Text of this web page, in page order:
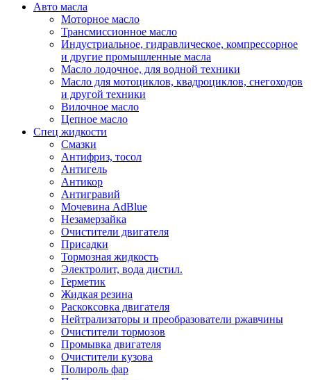
Авто масла
Моторное масло
Трансмиссионное масло
Индустриальное, гидравлическое, компрессорное
и другие промышленные масла
Масло лодочное, для водной техники
Масло для мотоциклов, квадроциклов, снегоходов
и другой техники
Вилочное масло
Цепное масло
Спец жидкости
Смазки
Антифриз, тосол
Антигель
Антикор
Антигравий
Мочевина AdBlue
Незамерзайка
Очистители двигателя
Присадки
Тормозная жидкость
Электролит, вода дистил.
Герметик
Жидкая резина
Раскоксовка двигателя
Нейтрализаторы и преобразователи ржавчины
Очистители тормозов
Промывка двигателя
Очистители кузова
Полироль фар